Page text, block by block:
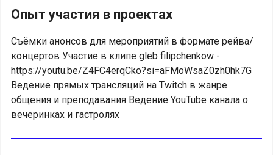
Опыт участия в проектах
Съёмки анонсов для мероприятий в формате рейва/
концертов Участие в клипе gleb filipchenkow -
https://youtu.be/Z4FC4erqCko?si=aFMoWsaZ0zh0hk7G
Ведение прямых трансляций на Twitch в жанре
общения и преподавания Ведение YouTube канала о
вечеринках и гастролях